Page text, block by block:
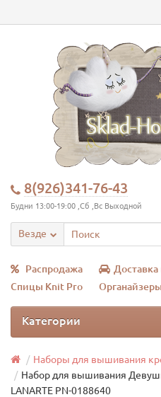
8(926)341-76-43
Будни 13:00-19:00 ,Сб ,Вс Выходной
Везде
Распродажа Доставка
Спицы Knit Pro
Категории
Наборы для вышивания
Набор для вышивания
LANARTE PN-0188640